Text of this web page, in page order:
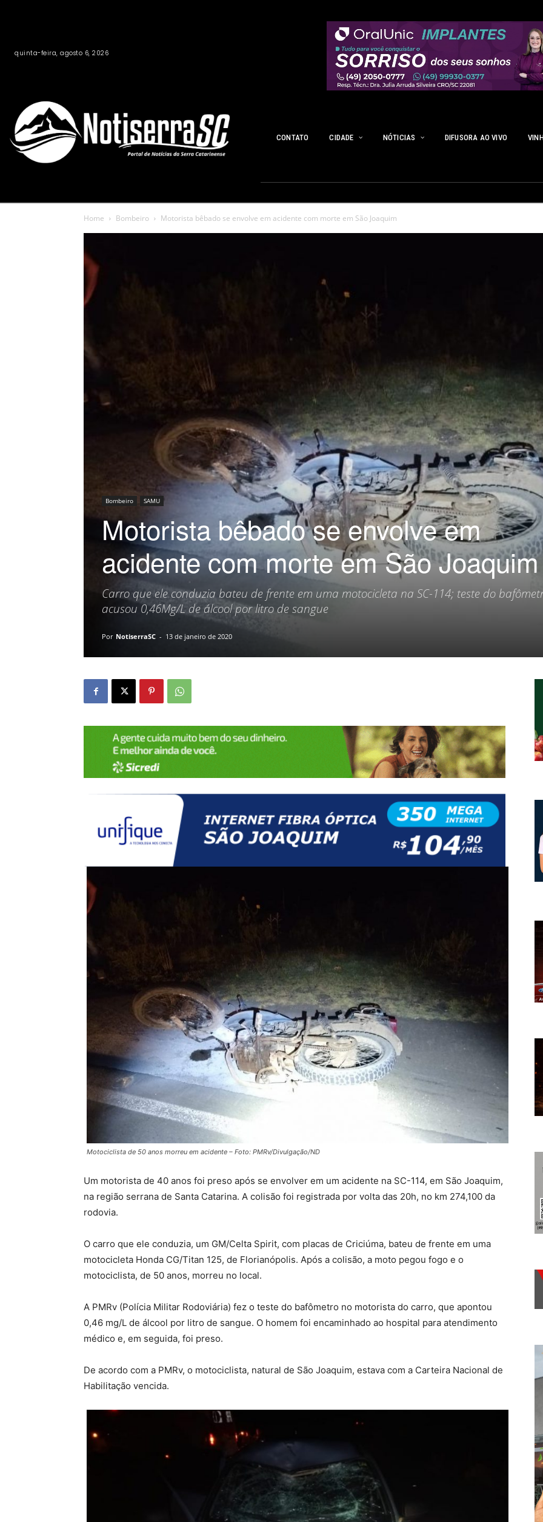
quinta-feira, agosto 6, 2026
CONTATO CIDADE NÓTICIAS DIFUSORA AO VIVO
Home Bombeiro Motorista bêbado se envolve em acidente com morte em São Joaquim
Bombeiro SAMU
Motorista bêbado se envolve em
acidente com morte em São Joaquim
Carro que ele conduzia bateu de frente em uma motocicleta na SC-114; teste do
acusou 0,46Mg/L de álcool por litro de sangue
Por NotiserraSC - 13 de janeiro de 2020
Motociclista de 50 anos morreu em acidente – Foto: PMRv/Divulgação/ND
Um motorista de 40 anos foi preso após se envolver em um acidente na SC-114, em São Joaquim,
na região serrana de Santa Catarina. A colisão foi registrada por volta das 20h, no km 274,100 da
rodovia.
O carro que ele conduzia, um GM/Celta Spirit, com placas de Criciúma, bateu de frente em uma
motocicleta Honda CG/Titan 125, de Florianópolis. Após a colisão, a moto pegou fogo e o
motociclista, de 50 anos, morreu no local.
A PMRv (Polícia Militar Rodoviária) fez o teste do bafômetro no motorista do carro, que apontou
0,46 mg/L de álcool por litro de sangue. O homem foi encaminhado ao hospital para atendimento
médico e, em seguida, foi preso.
De acordo com a PMRv, o motociclista, natural de São Joaquim, estava com a Carteira Nacional de
Habilitação vencida.